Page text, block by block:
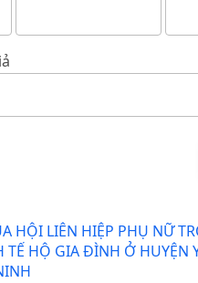
HỘI LIÊN HIỆP PHỤ NỮ
TẾ HỘ GIA ĐÌNH Ở HUYỆN